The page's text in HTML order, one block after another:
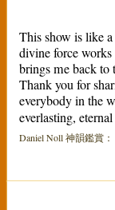
This show is like
divine force
brings me back to
Thank you for
everybody in the
everlasting,
Daniel Noll 神韻鑑賞：